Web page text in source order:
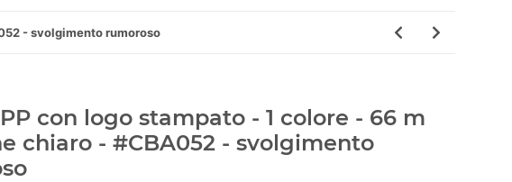
- svolgimento rumoroso
con logo stampato - 1 colore - 66 m
chiaro - #CBA052 - svolgimento